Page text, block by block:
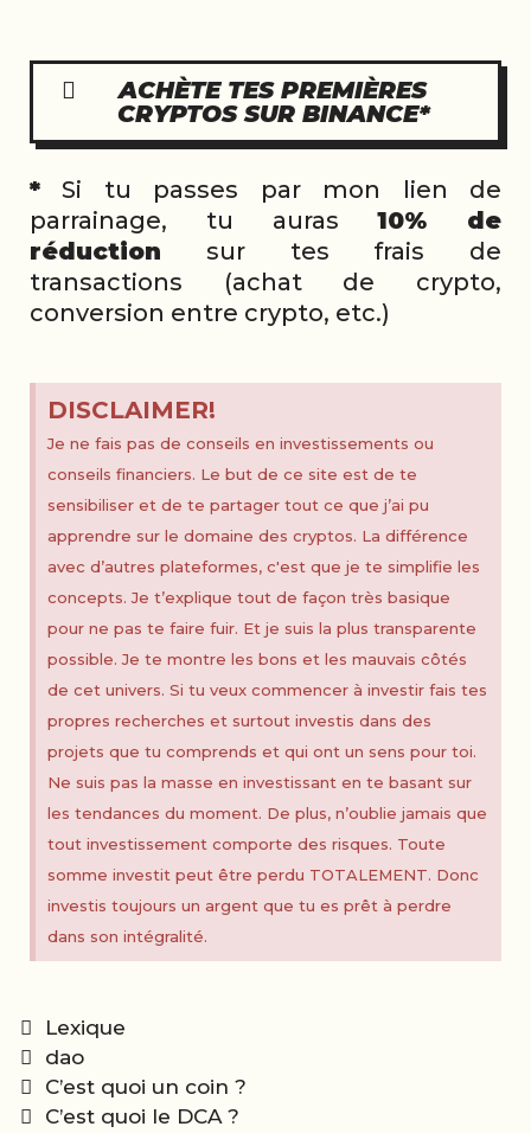
ACHÈTE TES PREMIÈRES
CRYPTOS SUR BINANCE*
* Si tu passes par mon lien de
parrainage, tu auras10% de
réduction sur tes frais de
transactions (achat de crypto,
conversion entre crypto, etc.)
DISCLAIMER!
Je ne fais pas de conseils en investissements ou
conseils financiers. Le but de ce site est de te
sensibiliser et de te partager tout ce que j’ai pu
apprendre sur le domaine des cryptos. La différence
avec d’autres plateformes, c'est que je te simplifie les
concepts. Je t’explique tout de façon très basique
pour ne pas te faire fuir. Et je suis la plus transparente
possible. Je te montre les bons et les mauvais côtés
de cet univers. Si tu veux commencer à investir fais tes
propres recherches et surtout investis dans des
projets que tu comprends et qui ont un sens pour toi.
Ne suis pas la masse en investissant en te basant sur
les tendances du moment. De plus, n’oublie jamais que
tout investissement comporte des risques. Toute
somme investit peut être perdu TOTALEMENT. Donc
investis toujours un argent que tu es prêt à perdre
dans son intégralité.
Categories
Lexique
Tags
dao
Post
navigation
C’est quoi un coin ?
C’est quoi le DCA ?